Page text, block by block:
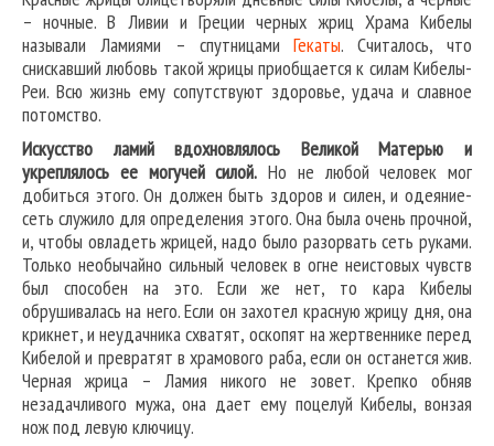
– ночные. В Ливии и Греции черных жриц Храма Кибелы
называли Ламиями – спутницамиГекаты. Считалось, что
снискавший любовь такой жрицы приобщается к силам Кибелы-
Реи. Всю жизнь ему сопутствуют здоровье, удача и славное
потомство.
Искусство ламий вдохновлялось Великой Матерью и
укреплялось ее могучей силой. Но не любой человек мог
добиться этого. Он должен быть здоров и силен, и одеяние-
сеть служило для определения этого. Она была очень прочной,
и, чтобы овладеть жрицей, надо было разорвать сеть руками.
Только необычайно сильный человек в огне неистовых чувств
был способен на это. Если же нет, то кара Кибелы
обрушивалась на него. Если он захотел красную жрицу дня, она
крикнет, и неудачника схватят, оскопят на жертвеннике перед
Кибелой и превратят в храмового раба, если он останется жив.
Черная жрица – Ламия никого не зовет. Крепко обняв
незадачливого мужа, она дает ему поцелуй Кибелы, вонзая
нож под левую ключицу.